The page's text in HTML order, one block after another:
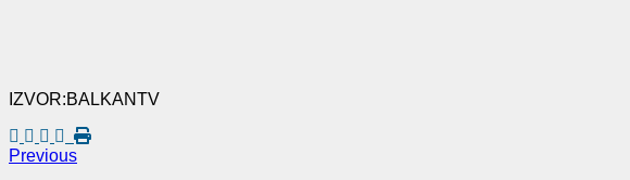
IZVOR:BALKANTV
Previous